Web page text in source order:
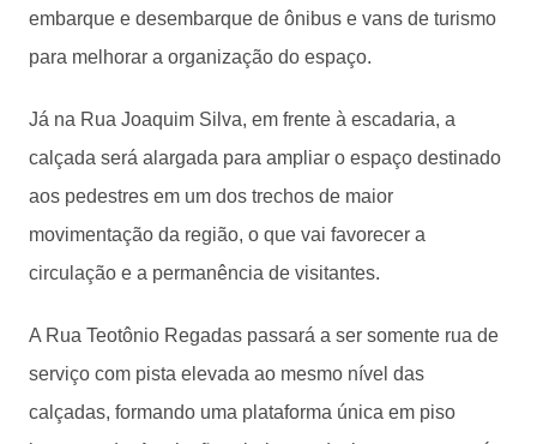
embarque e desembarque de ônibus e vans de turismo
para melhorar a organização do espaço.
Já na Rua Joaquim Silva, em frente à escadaria, a
calçada será alargada para ampliar o espaço destinado
aos pedestres em um dos trechos de maior
movimentação da região, o que vai favorecer a
circulação e a permanência de visitantes.
A Rua Teotônio Regadas passará a ser somente rua de
serviço com pista elevada ao mesmo nível das
calçadas, formando uma plataforma única em piso